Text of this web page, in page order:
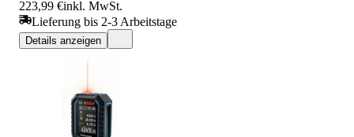
223,99 €inkl. MwSt.
Lieferung bis 2-3 Arbeitstage
Details anzeigen